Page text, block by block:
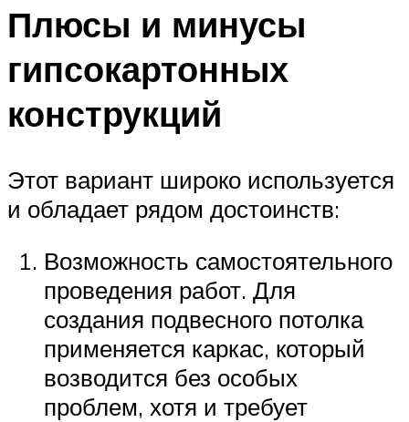
Плюсы и минусы
гипсокартонных
конструкций
Этот вариант широко используется
и обладает рядом достоинств:
Возможность самостоятельного
проведения работ. Для
создания подвесного потолка
применяется каркас, который
возводится без особых
проблем, хотя и требует